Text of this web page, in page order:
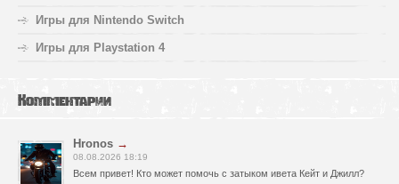
Игры для Nintendo Switch
Игры для Playstation 4
Комментарии
Hronos →
08.08.2026 18:19
Всем привет! Кто может помочь с затыком ивета Кейт и Джилл?